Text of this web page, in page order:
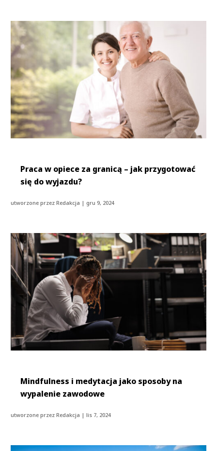
Praca w opiece za granicą – jak przygotować
się do wyjazdu?
utworzone przezRedakcja | gru 9, 2024
Mindfulness i medytacja jako sposoby na
wypalenie zawodowe
utworzone przezRedakcja |lis 7, 2024